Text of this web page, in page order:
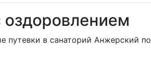
оздоровлением
путевки в санаторий Анжерский по